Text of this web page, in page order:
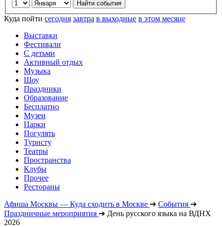
Куда пойти сегодня завтра в выходные в этом месяце
Выставки
Фестивали
С детьми
Активный отдых
Музыка
Шоу
Праздники
Образование
Бесплатно
Музеи
Парки
Погулять
Туристу
Театры
Пространства
Клубы
Прочее
Рестораны
Афиша Москвы — Куда сходить в Москве ➔ События ➔
Праздничные мероприятия ➔ День русского языка на ВДНХ
2026